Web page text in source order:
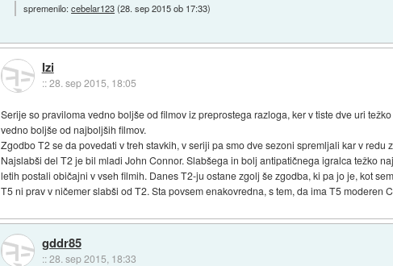
spremenilo:cebelar123(28. sep 2015 ob 17:33)
Izi
::28. sep 2015, 18:05
Serije so praviloma vedno boljše od filmov iz preprostega razloga, ker v tiste dve uri
vedno boljše od najboljših filmov.
Zgodbo T2 se da povedati v treh stavkih, v seriji pa smo dve sezoni spremljali kar v
Najslabši del T2 je bil mladi John Connor. Slabšega in bolj antipatičnega igralca težko
letih postali običajni v vseh filmih. Danes T2-ju ostane zgolj še zgodba, ki pa jo je, kot
T5 ni prav v ničemer slabši od T2. Sta povsem enakovredna, s tem, da ima T5 moderen
gddr85
::28. sep 2015, 18:33